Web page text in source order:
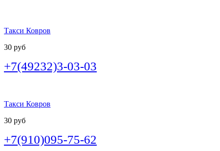
Такси Ковров
30 руб
+7(49232)3-03-03
Такси Ковров
30 руб
+7(910)095-75-62